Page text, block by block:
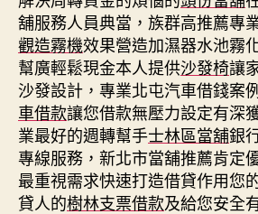
舖服務人員典當，族群高推薦專
觀造霧機效果營造加濕器水池霧
幫廣輕鬆現金本人提供沙發椅讓
沙發設計，專業北屯汽車借錢案
車借款讓您借款無壓力設定有深
業最好的週轉幫手士林區當舖銀
專線服務，新北市當舖推薦肯定
最重視需求快速打造借貸作用您
貸人的樹林支票借款及給您安全